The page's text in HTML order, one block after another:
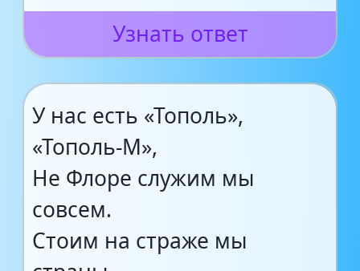
Узнать ответ
У нас есть «Тополь»,
«Тополь-М»,
Не Флоре служим мы
совсем.
Стоим на страже мы